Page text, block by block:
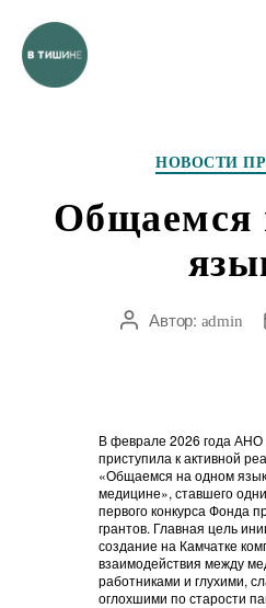
НОВОСТИ
Общаемся
АвторАвтор: admin
В феврале 2026 года
приступила к активной
«Общаемся на одном
медицине», ставшего
первого конкурса Фонда
грантов. Главная цель
создание на Камчатке
взаимодействия между
работниками и глухими,
оглохшими по старости